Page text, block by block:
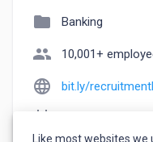
folder Banking
people 10,001+
language bit.ly/
Like most websites